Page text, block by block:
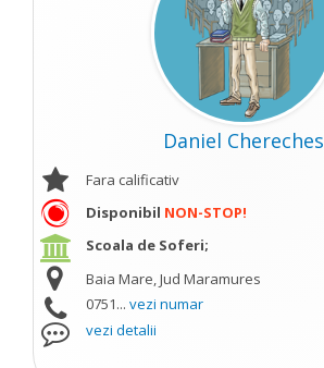
Daniel Chereches
Fara calificativ
Disponibil NON-STOP!
Scoala de Soferi;
Baia Mare, Jud Maramures
0751... vezi numar
vezi detalii